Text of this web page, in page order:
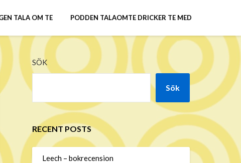
TALA OM TE PODDEN TALAOMTE DRICKER TE MED
SÖK
Sök
RECENT POSTS
Leech – bokrecension